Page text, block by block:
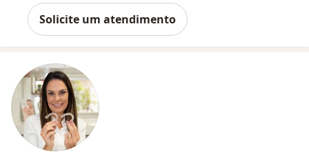
Solicite um atendimento